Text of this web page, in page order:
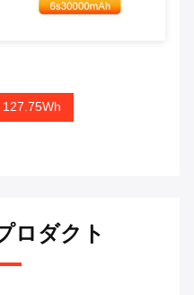
127.75Wh
ロダクト